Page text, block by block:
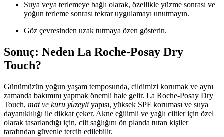
Suya veya terlemeye bağlı olarak, özellikle yüzme sonrası ve
yoğun terleme sonrası tekrar uygulamayı unutmayın.
Göz çevresinden uzak tutmaya özen gösterin.
Sonuç: Neden La Roche-Posay Dry
Touch?
Günümüzün yoğun yaşam temposunda, cildimizi korumak ve aynı
zamanda bakımını yapmak önemli hale gelir. La Roche-Posay Dry
Touch, mat ve kuru yüzeyli yapısı, yüksek SPF koruması ve suya
dayanıklılığı ile dikkat çeker. Akne eğilimli ve yağlı ciltler için özel
olarak tasarlandığı için, cilt sağlığını ön planda tutan kişiler
tarafından güvenle tercih edilebilir.